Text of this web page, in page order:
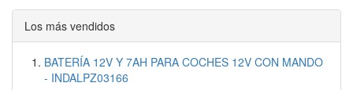
Los más vendidos
BATERÍA 12V Y 7AH PARA COCHES 12V CON MANDO
- INDALPZ03166